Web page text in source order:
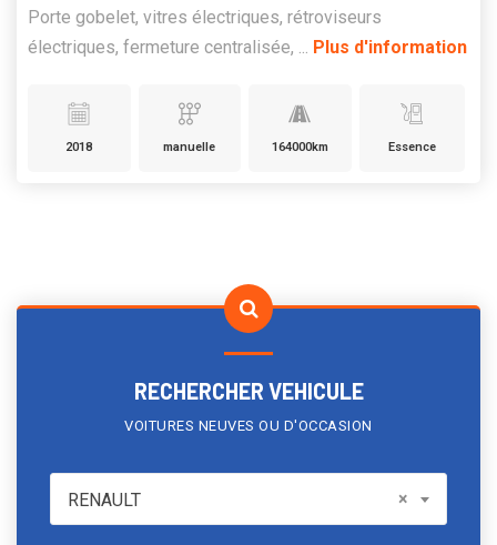
Porte gobelet, vitres électriques, rétroviseurs
électriques, fermeture centralisée, ... Plus d'information
2018 manuelle 164000km Essence
RECHERCHER VEHICULE
VOITURES NEUVES OU D'OCCASION
RENAULT ×
RENAULT